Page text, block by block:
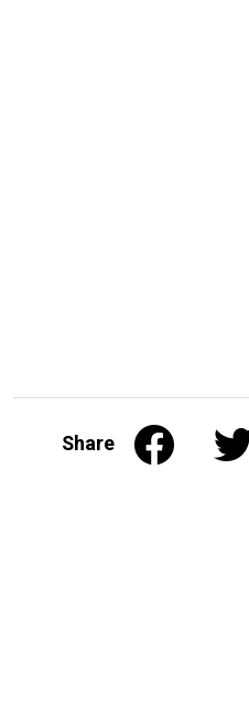
Share